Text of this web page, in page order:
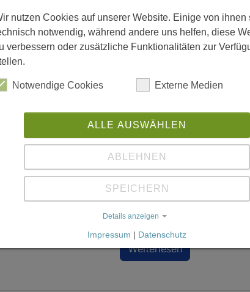
Stundenplan auf
Weiterlesen
- update
10.08.2020
Unterrichtsbeginn in
10:00 Uhr in der
den Pavillions…
Weiterlesen
nutzen Cookies auf unserer Website. Einige von ihnen
notwendig, während andere uns helfen, diese
verbessern oder zusätzliche Funktionalitäten zur
Notwendige Cookies Externe Medien
ALLE AUSWÄHLEN
ABLEHNEN
SPEICHERN
Details anzeigen
Impressum | Datenschutz